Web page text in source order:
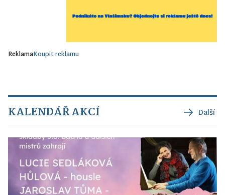
ReklamaKoupit reklamu
KALENDÁŘ AKCÍ Další